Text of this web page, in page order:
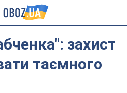
захист
таємного